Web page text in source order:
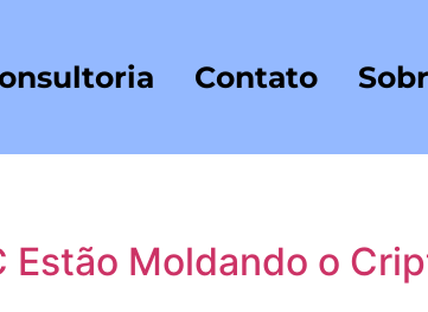
Contato
Estão Moldando o